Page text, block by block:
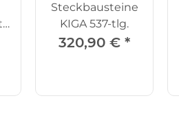
Steckbausteine
KIGA 537-tlg.
320,90 € *